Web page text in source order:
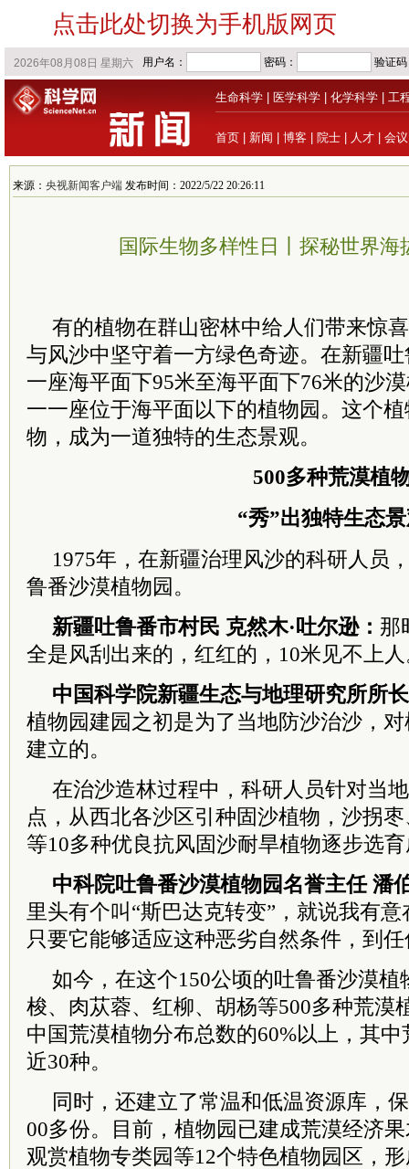
点击此处切换为手机版网页
生命科学 医学科学 化学科学 工
首页 新闻 博客 院士 人才 会议
来源： 央视新闻客户端 发布时间：2022/5/22 20:26:11
国际生物多样性日丨探秘世界海
有的植物在群山密林中给人们带来惊
与风沙中坚守着一方绿色奇迹。在新疆
一座海平面下95米至海平面下76米的沙
一一座位于海平面以下的植物园。这个
物，成为一道独特的生态景观。
500多种荒漠植
“秀”出独特生态
1975年，在新疆治理风沙的科研人员
鲁番沙漠植物园。
新疆吐鲁番市村民 克然木·吐尔逊： 那
全是风刮出来的，红红的，10米见不上
中国科学院新疆生态与地理研究所所
植物园建园之初是为了当地防沙治沙，
建立的。
在治沙造林过程中，科研人员针对当
点，从西北各沙区引种固沙植物，沙拐
等10多种优良抗风固沙耐旱植物逐步选
中科院吐鲁番沙漠植物园名誉主任 潘
里头有个叫“斯巴达克转变”，就说我有
只要它能够适应这种恶劣自然条件，到
如今，在这个150公顷的吐鲁番沙漠
梭、肉苁蓉、红柳、胡杨等500多种荒漠
中国荒漠植物分布总数的60%以上，其
近30种。
同时，还建立了常温和低温资源库，
00多份。目前，植物园已建成荒漠经济
观赏植物专类园等12个特色植物园区，